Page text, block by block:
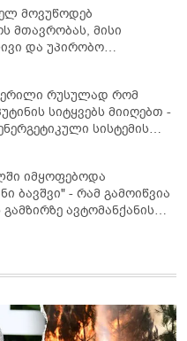
მოვუწოდებ
მთავრობას, მისი
და უპირობო
- რას წერს ეუთო-ს
რომ
სიტყვებს მიიღებთ -
სისტემის
ვაპირებ
ხაზის ტელეფონიც" -
იმყოფებოდა
ბავშვი" - რამ გამოიწვია
ავტომანქანის
განცხადებას